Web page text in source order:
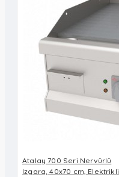
Atalay 700 Seri Nervürlü
Izgara, 40x70 cm, Elektrikli